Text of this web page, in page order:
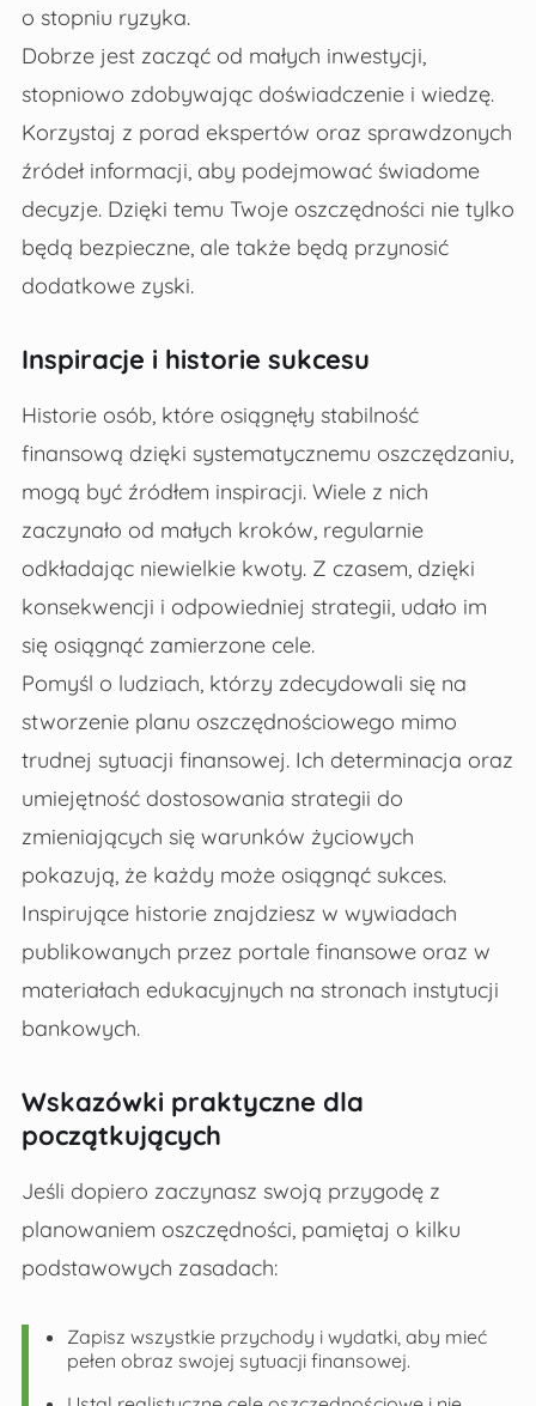
o stopniu ryzyka.
Dobrze jest zacząć od małych inwestycji,
stopniowo zdobywając doświadczenie i wiedzę.
Korzystaj z porad ekspertów oraz sprawdzonych
źródeł informacji, aby podejmować świadome
decyzje. Dzięki temu Twoje oszczędności nie tylko
będą bezpieczne, ale także będą przynosić
dodatkowe zyski.
Inspiracje i historie sukcesu
Historie osób, które osiągnęły stabilność
finansową dzięki systematycznemu oszczędzaniu,
mogą być źródłem inspiracji. Wiele z nich
zaczynało od małych kroków, regularnie
odkładając niewielkie kwoty. Z czasem, dzięki
konsekwencji i odpowiedniej strategii, udało im
się osiągnąć zamierzone cele.
Pomyśl o ludziach, którzy zdecydowali się na
stworzenie planu oszczędnościowego mimo
trudnej sytuacji finansowej. Ich determinacja oraz
umiejętność dostosowania strategii do
zmieniających się warunków życiowych
pokazują, że każdy może osiągnąć sukces.
Inspirujące historie znajdziesz w wywiadach
publikowanych przez portale finansowe oraz w
materiałach edukacyjnych na stronach instytucji
bankowych.
Wskazówki praktyczne dla
początkujących
Jeśli dopiero zaczynasz swoją przygodę z
planowaniem oszczędności, pamiętaj o kilku
podstawowych zasadach:
Zapisz wszystkie przychody i wydatki, aby mieć
pełen obraz swojej sytuacji finansowej.